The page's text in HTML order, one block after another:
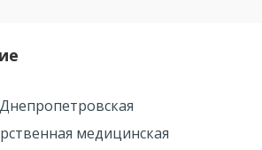
медицинская